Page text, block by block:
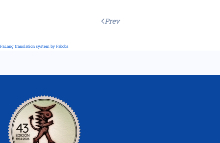
Prev
FaLang translation system by Faboba